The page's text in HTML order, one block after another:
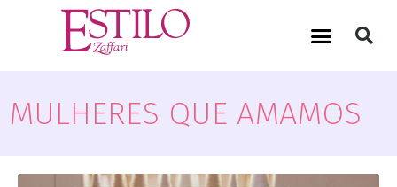
MULHERES QUE AMAMOS